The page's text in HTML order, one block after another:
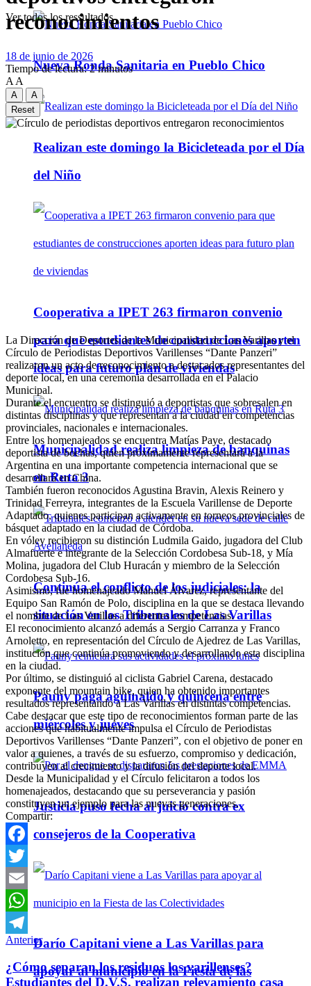
Nueva Ronda Sanitaria en Pueblo Chico
Realizan este domingo la Bicicleteada por el Día
del Niño
Cooperativa a IPET 263 firmaron convenio
para que estudiantes de construcciones aporten
ideas para futuro plan de viviendas
Municipalidad realiza limpieza de banquinas
en Ruta 3
Continúa el conflicto de los judiciales: la
situación en los Tribunales de Las Varillas
Pauny paga aguinaldo y quincena entre
miércoles y jueves
Justicia puso fecha al juicio contra ex
consejeros de la Cooperativa
Darío Capitani viene a Las Varillas para
apoyar al municipio en la Fiesta de las
Ver todos los ressultados
reconocimientos
18 de junio de 2026
Tiempo de lectura: 2 minutos
A A
A
A
Reset
La Dirección de Deportes de la Municipalidad de Las Varillas y el
Círculo de Periodistas Deportivos Varillenses “Dante Panzeri”
realizaron un acto de reconocimiento a destacados representantes del
deporte local, en una ceremonia desarrollada en el Palacio
Municipal.
Durante el encuentro se distinguió a deportistas que sobresalen en
distintas disciplinas y que representan a la ciudad en competencias
provinciales, nacionales e internacionales.
Entre los homenajeados se encuentra Matías Paye, destacado
deportista de bochas, quien próximamente representará a la
Argentina en una importante competencia internacional que se
desarrollará en China.
También fueron reconocidos Agustina Bravin, Alexis Reinero y
Trinidad Ferreyra, integrantes de la Escuela Varillense de Deporte
Adaptado, quienes participan activamente en torneos provinciales de
básquet adaptado en la ciudad de Córdoba.
En vóley recibieron su distinción Ludmila Gaido, jugadora del Club
Almafuerte e integrante de la Selección Cordobesa Sub-18, y Mía
Molina, jugadora del Club Huracán y miembro de la Selección
Cordobesa Sub-16.
Asimismo, fue homenajeado Manuel Álvarez, representante del
Equipo San Ramón de Polo, disciplina en la que se destaca llevando
el nombre de Las Varillas a diferentes competencias.
El reconocimiento alcanzó además a Sergio Carranza y Franco
Arnoletto, en representación del Círculo de Ajedrez de Las Varillas,
institución que continúa promoviendo y desarrollando esta disciplina
en la ciudad.
Por último, se distinguió al ciclista Gabriel Carena, destacado
exponente del mountain bike, quien ha obtenido importantes
resultados representando a Las Varillas en distintas competencias.
Cabe destacar que este tipo de reconocimientos forman parte de las
acciones que habitualmente impulsa el Círculo de Periodistas
Deportivos Varillenses “Dante Panzeri”, con el objetivo de poner en
valor a quienes, a través de su esfuerzo, compromiso y dedicación,
contribuyen al crecimiento y la difusión del deporte local.
Desde la Municipalidad y el Círculo felicitaron a todos los
homenajeados, destacando que su perseverancia y pasión
constituyen un ejemplo para las nuevas generaciones.
Compartir:
Facebook
Twitter
Email
WhatsApp
Telegram
Anterior
¿Cómo separan los residuos los varillenses?
Estudiantes del D.V.S. realizan relevamiento casa